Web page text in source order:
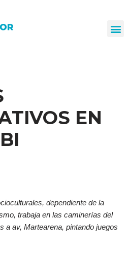
EN
dependiente de la
trabaja en las caminerías del
a av, Martearena, pintando juegos